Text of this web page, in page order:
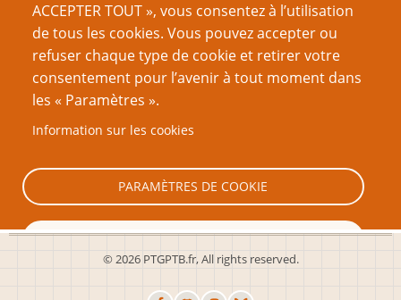
ACCEPTER TOUT », vous consentez à l’utilisation
de tous les cookies. Vous pouvez accepter ou
refuser chaque type de cookie et retirer votre
consentement pour l’avenir à tout moment dans
les « Paramètres ».
Information sur les cookies
PARAMÈTRES DE COOKIE
TOUT REFUSER
TOUT ACCEPTER
Mot de passe
Réinitialiser votre mot de passe
© 2026 PTGPTB.fr, All rights reserved.